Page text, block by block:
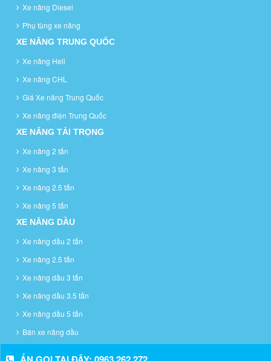
Xe nâng Diesel
Phụ tùng xe nâng
XE NÂNG TRUNG QUỐC
Xe nâng Heli
Xe nâng CHL
Giá Xe nâng Trung Quốc
Xe nâng điện Trung Quốc
XE NÂNG TẢI TRỌNG
Xe nâng 2 tấn
Xe nâng 3 tấn
Xe nâng 2.5 tấn
Xe nâng 5 tấn
XE NÂNG DẦU
Xe nâng dầu 2 tấn
Xe nâng 2.5 tấn
Xe nâng dầu 3 tấn
Xe nâng dầu 3.5 tấn
Xe nâng dầu 5 tấn
Bán xe nâng dầu